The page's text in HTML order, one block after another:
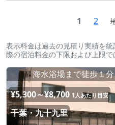
1 2
表示料金は過去の見積り実績を
際の宿泊料金の下限および上限で
海水浴場まで徒歩１
¥5,300～¥8,700 1人あたり目安
千葉・九十九里